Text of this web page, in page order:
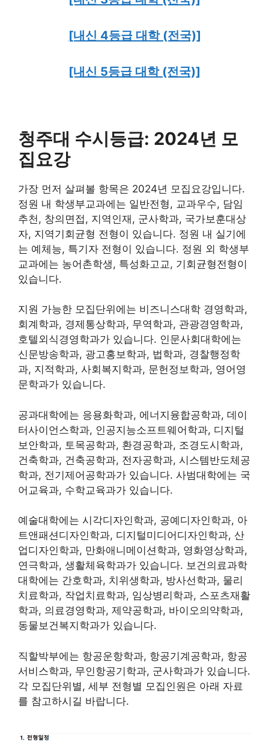
[내신 4등급 대학 (전국)]
[내신 5등급 대학 (전국)]
청주대 수시등급: 2024년 모
집요강
가장 먼저 살펴볼 항목은 2024년 모집요강입니다.
정원 내 학생부교과에는 일반전형, 교과우수, 담임
추천, 창의면접, 지역인재, 군사학과, 국가보훈대상
자, 지역기회균형 전형이 있습니다. 정원 내 실기에
는 예체능, 특기자 전형이 있습니다. 정원 외 학생부
교과에는 농어촌학생, 특성화고교, 기회균형전형이
있습니다.
지원 가능한 모집단위에는 비즈니스대학 경영학과,
회계학과, 경제통상학과, 무역학과, 관광경영학과,
호텔외식경영학과가 있습니다. 인문사회대학에는
신문방송학과, 광고홍보학과, 법학과, 경찰행정학
과, 지적학과, 사회복지학과, 문헌정보학과, 영어영
문학과가 있습니다.
공과대학에는 응용화학과, 에너지융합공학과, 데이
터사이언스학과, 인공지능소프트웨어학과, 디지털
보안학과, 토목공학과, 환경공학과, 조경도시학과,
건축학과, 건축공학과, 전자공학과, 시스템반도체공
학과, 전기제어공학과가 있습니다. 사범대학에는 국
어교육과, 수학교육과가 있습니다.
예술대학에는 시각디자인학과, 공예디자인학과, 아
트앤패션디자인학과, 디지털미디어디자인학과, 산
업디자인학과, 만화애니메이션학과, 영화영상학과,
연극학과, 생활체육학과가 있습니다. 보건의료과학
대학에는 간호학과, 치위생학과, 방사선학과, 물리
치료학과, 작업치료학과, 임상병리학과, 스포츠재활
학과, 의료경영학과, 제약공학과, 바이오의약학과,
동물보건복지학과가 있습니다.
직할박부에는 항공운항학과, 항공기계공학과, 항공
서비스학과, 무인항공기학과, 군사학과가 있습니다.
각 모집단위별, 세부 전형별 모집인원은 아래 자료
를 참고하시길 바랍니다.